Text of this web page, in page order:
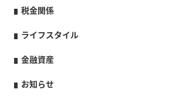
税金関係
ライフスタイル
金融資産
お知らせ